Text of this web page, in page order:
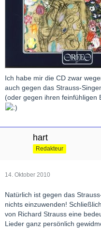
Ich habe mir die CD zwar
auch gegen das Strauss-
(oder gegen ihren feinfühligen
hart
Redakteur
14. Oktober 2010
Natürlich ist gegen das
nichts einzuwenden!
von Richard Strauss eine
Lieder ganz persönlich